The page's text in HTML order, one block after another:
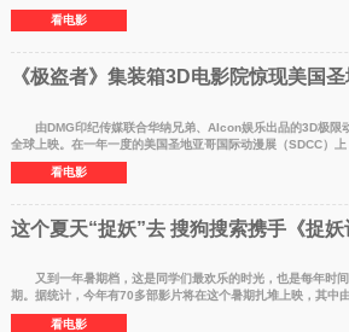
演的天荫意外
看电影
《极盗者》集装箱3D电影院惊现美国
由DMG印纪传媒联合华纳兄弟、AIcon娱乐出品的3D极限
全球上映。在一年一度的美国圣地亚哥国际动漫展（SDCC）
影片中的惊险刺激
看电影
这个夏天“捉妖”去 搜狗搜索携手《捉
又到一年暑期档，这是同学们最欢乐的时光，也是每年时间
期。据统计，今年有70多部影片将在这个暑期扎堆上映，其中
《捉妖记》一经
看电影